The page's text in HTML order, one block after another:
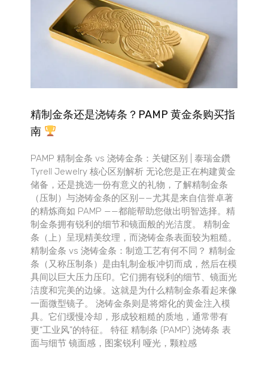
精制金条还是浇铸条？PAMP 黄金条购买指
南
PAMP 精制金条 vs 浇铸金条：关键区别 | 泰瑞金鑽
Tyrell Jewelry 核心区别解析 无论您是正在构建黄金
储备，还是挑选一份有意义的礼物，了解精制金条
（压制）与浇铸金条的区别——尤其是来自信誉卓著
的精炼商如 PAMP ——都能帮助您做出明智选择。精
制金条拥有锐利的细节和镜面般的光洁度。 精制金
条（上）呈现精美纹理，而浇铸金条表面较为粗糙。
精制金条 vs 浇铸金条：制造工艺有何不同？ 精制金
条（又称压制条）是由轧制金板冲切而成，然后在模
具间以巨大压力压印。它们拥有锐利的细节、镜面光
洁度和完美的边缘。这就是为什么精制金条看起来像
一面微型镜子。 浇铸金条则是将熔化的黄金注入模
具。它们缓慢冷却，形成较粗糙的质地，通常带有
更“工业风”的特征。 特征 精制条 (PAMP) 浇铸条 表
面与细节 镜面感，图案锐利 哑光，颗粒感